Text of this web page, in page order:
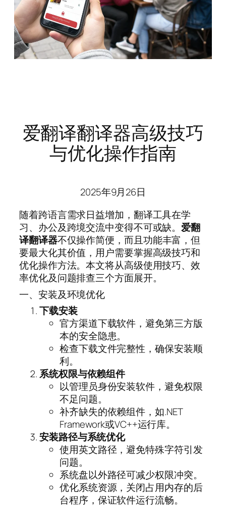
爱翻译翻译器高级技巧
与优化操作指南
2025年9月26日
随着跨语言需求日益增加，翻译工具在学
习、办公及跨境交流中变得不可或缺。爱翻
译翻译器不仅操作简便，而且功能丰富，但
要最大化其价值，用户需要掌握高级技巧和
优化操作方法。本文将从高级使用技巧、效
率优化及问题排查三个方面展开。
一、安装及环境优化
下载安装
官方渠道下载软件，避免第三方版
本的安全隐患。
检查下载文件完整性，确保安装顺
利。
系统权限与依赖组件
以管理员身份安装软件，避免权限
不足问题。
补齐缺失的依赖组件，如.NET
Framework或VC++运行库。
安装路径与系统优化
使用英文路径，避免特殊字符引发
问题。
系统盘以外路径可减少权限冲突。
优化系统资源，关闭占用内存的后
台程序，保证软件运行流畅。